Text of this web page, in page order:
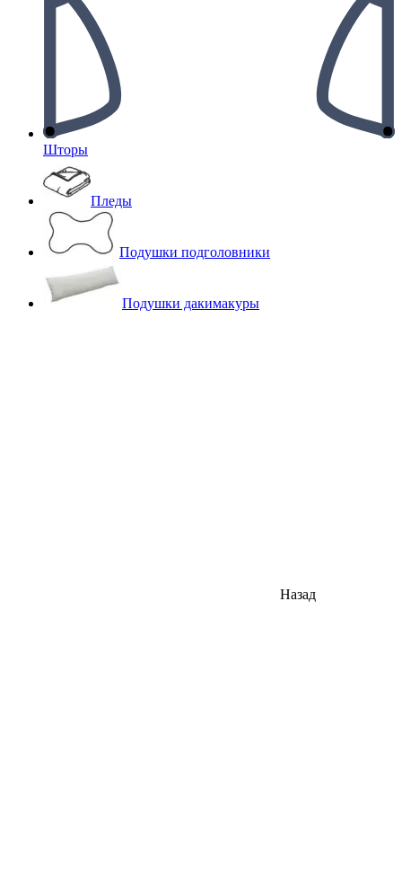
Шторы
Пледы
Подушки подголовники
Подушки дакимакуры
Назад